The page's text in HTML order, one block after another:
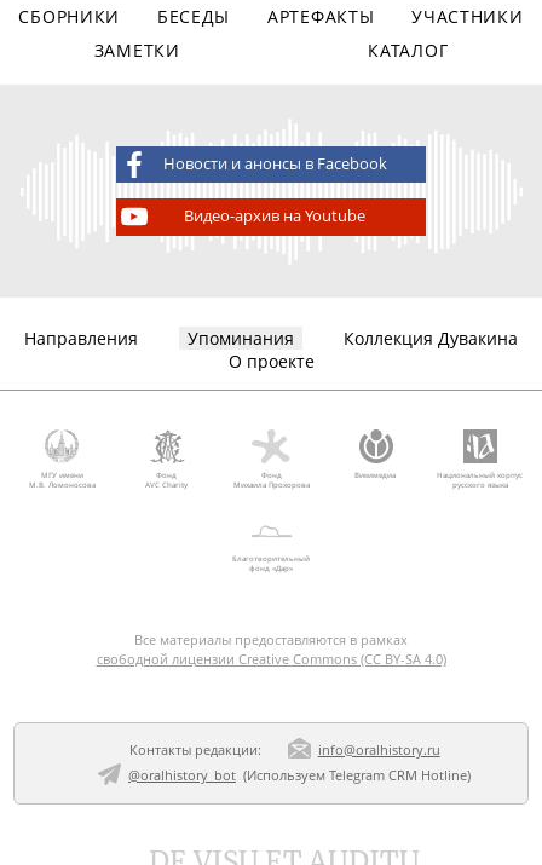
СБОРНИКИ БЕСЕДЫ АРТЕФАКТЫ
УЧАСТНИКИ
ЗАМЕТКИ
КАТАЛОГ
Новости и анонсы в Facebook
Видео-архив на Youtube
Направления Упоминания
Коллекция Дувакина
О проекте
МГУ имени
М.В. Ломоносова
Фонд
AVC Charity
Фонд
Михаила Прохорова
Викимедиа
Национальный корпус
русского языка
Благотворительный
фонд «Дар»
Все материалы предоставляются в рамках
свободной лицензии Creative Commons (CC BY-SA 4.0)
Контакты редакции:
info@oralhistory.ru
@oralhistory_bot(Используем Telegram CRM Hotline)